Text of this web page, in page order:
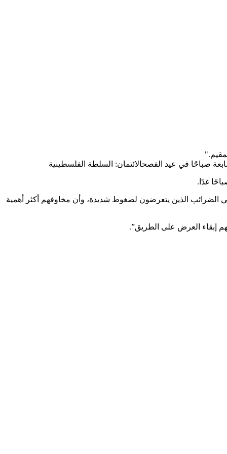
صباحًا في عيد الفصحالائتمان: السلطة الفلسطينية
غدًا.
الضرائب الذين يتعرضون لضغوط شديدة، وأن مخاوفهم أكثر أهمية
إبقاء العرض على الطريق”.